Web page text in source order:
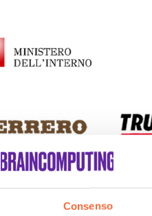
Consenso